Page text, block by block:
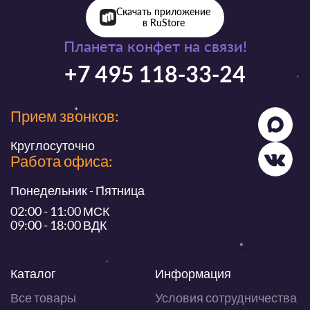
Планета конфет на связи!
+7 495 118-33-24
Прием звонков:
Круглосуточно
Работа офиса:
Понедельник - Пятница
02:00 - 11:00 МСК
09:00 - 18:00 ВДК
Каталог
Все товары
Информация
Условия сотрудничества
Скачать приложение
в RuStore